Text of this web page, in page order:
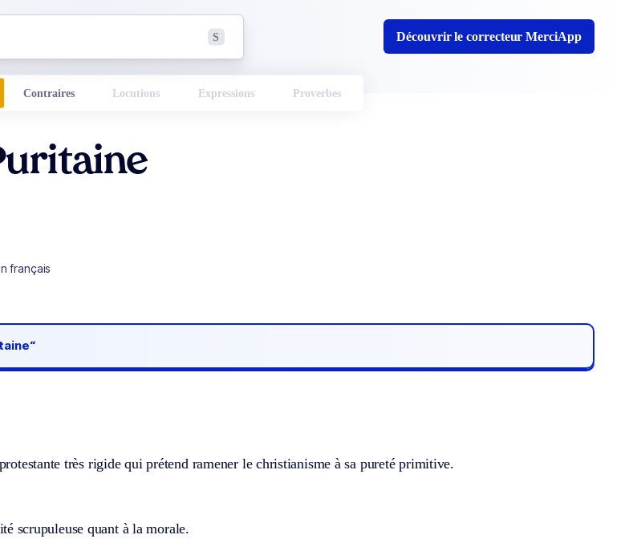
S Découvrir le correcteur MerciApp
Contraires Locutions Expressions Proverbes
français
très rigide qui prétend ramener le christianisme à sa pureté primitive.
scrupuleuse quant à la morale.